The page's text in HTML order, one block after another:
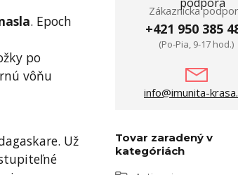
. Epoch
po
vôňu
Už
Zákaznícka
+421 950 385
(Po-Pia, 9-17 hod.)
info@imunita-
Tovar zaradený v
kategóriách